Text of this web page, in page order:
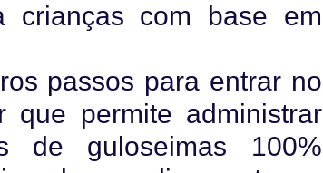
crianças com base em
passos para entrar no
que permite administrar
de guloseimas 100%